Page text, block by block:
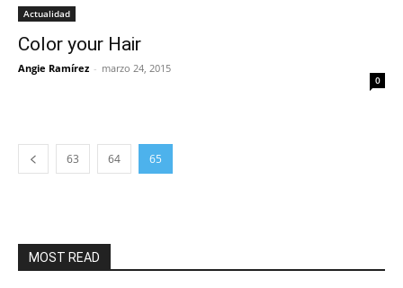
Actualidad
Color your Hair
Angie Ramírez - marzo 24, 2015
0
63 64 65
MOST READ